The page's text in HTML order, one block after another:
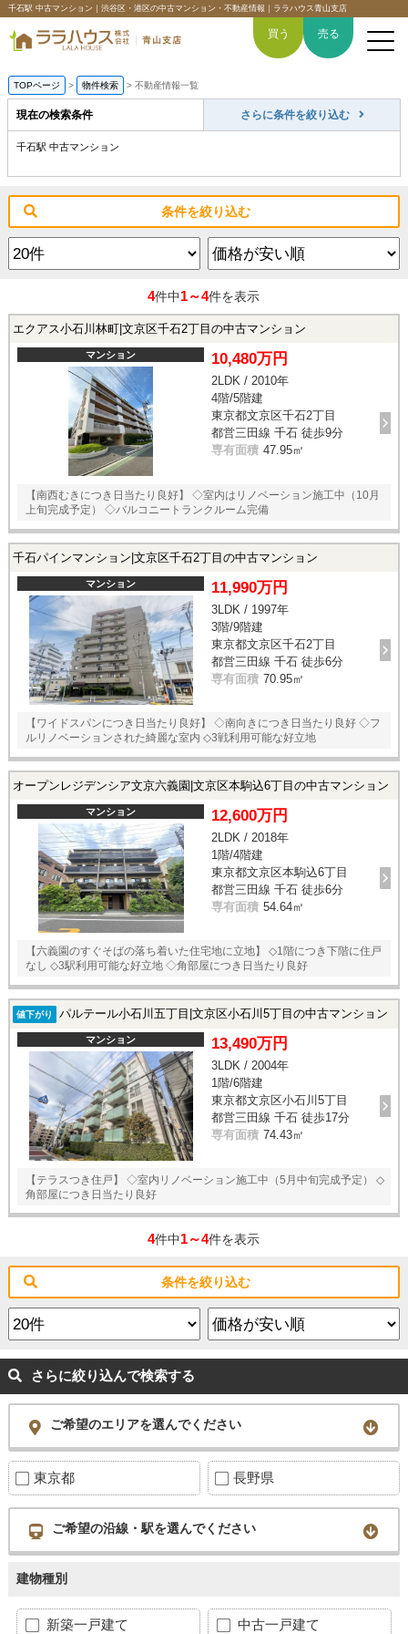
千石駅 中古マンション｜渋谷区・港区の中古マンション・不動産情報｜ララハウス青山支店
買いたい
売りたい
6つの強み
スタッフ紹介
お問い合わせ
お気に入り物件
買う 売る
TOPページ > 物件検索 > 不動産情報一覧
現在の検索条件 さらに条件を絞り込む
千石駅 中古マンション
条件を絞り込む
4件中1～4件を表示
エクアス小石川林町|文京区千石2丁目の中古マンション
マンション 10,480万円
2LDK / 2010年
4階/5階建
東京都文京区千石2丁目
都営三田線 千石 徒歩9分
専有面積 47.95㎡
【南西むきにつき日当たり良好】 ◇室内はリノベーション施工中（10月
上旬完成予定） ◇バルコニートランクルーム完備
千石パインマンション|文京区千石2丁目の中古マンション
マンション 11,990万円
3LDK / 1997年
3階/9階建
東京都文京区千石2丁目
都営三田線 千石 徒歩6分
専有面積 70.95㎡
【ワイドスパンにつき日当たり良好】 ◇南向きにつき日当たり良好 ◇フ
ルリノベーションされた綺麗な室内 ◇3戦利用可能な好立地
オープンレジデンシア文京六義園|文京区本駒込6丁目の中古マンション
マンション 12,600万円
2LDK / 2018年
1階/4階建
東京都文京区本駒込6丁目
都営三田線 千石 徒歩6分
専有面積 54.64㎡
【六義園のすぐそばの落ち着いた住宅地に立地】 ◇1階につき下階に住戸
なし ◇3駅利用可能な好立地 ◇角部屋につき日当たり良好
値下がり パルテール小石川五丁目|文京区小石川5丁目の中古マンション
マンション 13,490万円
3LDK / 2004年
1階/6階建
東京都文京区小石川5丁目
都営三田線 千石 徒歩17分
専有面積 74.43㎡
【テラスつき住戸】 ◇室内リノベーション施工中（5月中旬完成予定） ◇
角部屋につき日当たり良好
4件中1～4件を表示
条件を絞り込む
さらに絞り込んで検索する
ご希望のエリアを選んでください
東京都 長野県
ご希望の沿線・駅を選んでください
建物種別
新築一戸建て 中古一戸建て